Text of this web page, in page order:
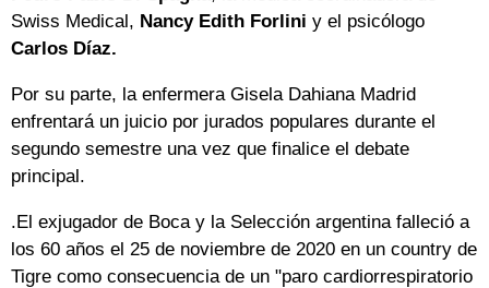
Swiss Medical, Nancy Edith Forlini y el psicólogo
Carlos Díaz.
Por su parte, la enfermera Gisela Dahiana Madrid
enfrentará un juicio por jurados populares durante el
segundo semestre una vez que finalice el debate
principal.
.El exjugador de Boca y la Selección argentina falleció a
los 60 años el 25 de noviembre de 2020 en un country de
Tigre como consecuencia de un "paro cardiorrespiratorio